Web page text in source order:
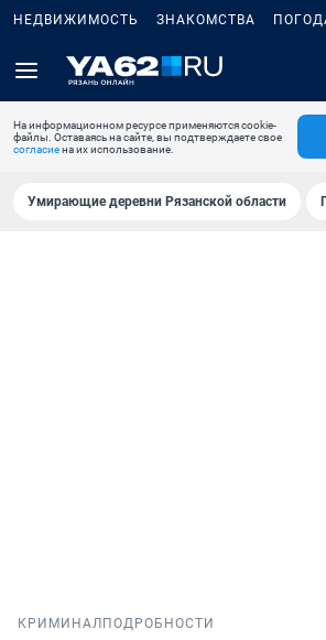
НЕДВИЖИМОСТЬ ЗНАКОМСТВА
На информационном ресурсе применяются cookie-
файлы. Оставаясь на сайте, вы подтверждаете свое
согласиена их использование.
Умирающие деревни Рязанской области
КРИМИНАЛ ПОДРОБНОСТИ